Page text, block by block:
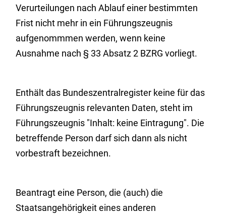
Verurteilungen nach Ablauf einer bestimmten
Frist nicht mehr in ein Führungszeugnis
aufgenommmen werden, wenn keine
Ausnahme nach § 33 Absatz 2 BZRG vorliegt.
Enthält das Bundeszentralregister keine für das
Führungszeugnis relevanten Daten, steht im
Führungszeugnis "Inhalt: keine Eintragung". Die
betreffende Person darf sich dann als nicht
vorbestraft bezeichnen.
Beantragt eine Person, die (auch) die
Staatsangehörigkeit eines anderen